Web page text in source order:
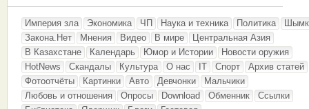
Империя зла Экономика ЧП Наука и техника Политика
Закона.Нет
Мнения Видео В мире
Центральная Азия
В Казахстане
Календарь Юмор и Истории
Новости оружия
HotNews
Скандалы Культура О нас IT Спорт
Архив статей
Фотоотчёты
Картинки Авто Девчонки
Мальчики
Любовь и отношения
Опросы Download Обменник
Ссылки